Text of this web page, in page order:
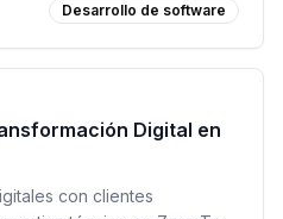
Desarrollo de software
Digital en
con clientes